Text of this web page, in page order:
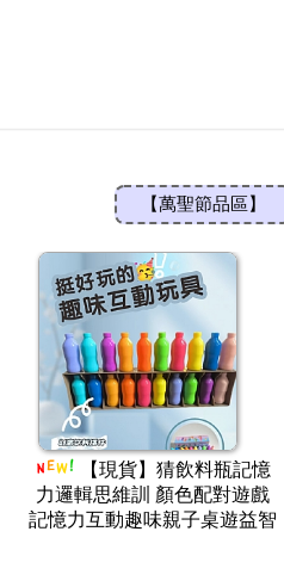
【萬聖節品區】
【現貨】折疊足球門兒
童踢足球玩具簡易便攜龍門架
203球門大號120公分(影片必